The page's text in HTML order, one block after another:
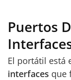
Puertos
El portátil está
interfaces que